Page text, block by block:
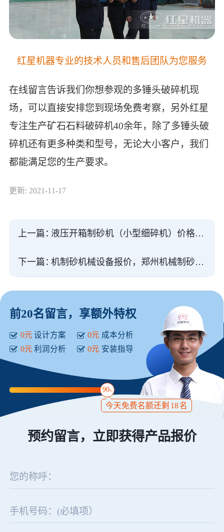
红星机器专业的技术人员和售后团队为您服务
在线留言告诉我们你想参观的多锤头破碎机现
场，可以直接安排您到现场免费考察，另外红星
专注生产矿石石料破碎机40余年，除了多锤头破
碎机还有更多种类和型号，无论大小客户，我们
都能满足您的生产要求。
更新: 2021-11-17
上一篇： 液压开箱制砂机（小型细碎机）价格、型号参数
下一篇： 机制砂机械设备报价，郑州机械制砂设备厂家
前20名留言，享额外特权
0元 设计方案 0元 成本分析
0元 利润分析 0元 安装指导
90%
今天免费名额还剩 18名
预约留言，立即获得产品报价